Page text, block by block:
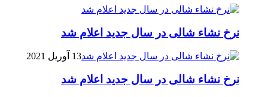
نرخ نشاء شالی در سال جدید اعلام شد
13 آوریل 2021
نرخ نشاء شالی در سال جدید اعلام شد